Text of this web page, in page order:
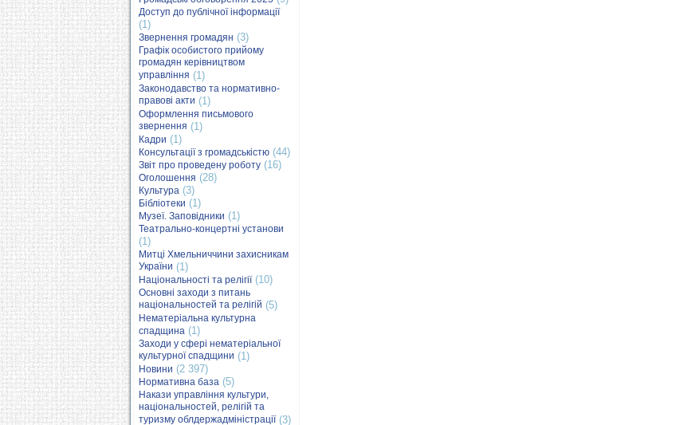
Доступ до публічної інформації
(1)
Звернення громадян (3)
Графік особистого прийому
громадян керівництвом
управління (1)
Законодавство та нормативно-
правові акти (1)
Оформлення письмового
звернення (1)
Кадри (1)
Консультації з громадськістю (44)
Звіт про проведену роботу (16)
Оголошення (28)
Культура (3)
Бібліотеки (1)
Музеї. Заповідники (1)
Театрально-концертні установи
(1)
Митці Хмельниччини захисникам
України (1)
Національності та релігії(10)
Основні заходи з питань
національностей та релігій (5)
Нематеріальна культурна
спадщина (1)
Заходи у сфері нематеріальної
культурної спадщини (1)
Новини (2 397)
Нормативна база (5)
Накази управління культури,
національностей, релігій та
туризму облдержадміністрації(3)